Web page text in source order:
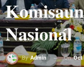
𝐍𝐚𝐬𝐢𝐨𝐧𝐚́𝐥
ByAdmin OnOct